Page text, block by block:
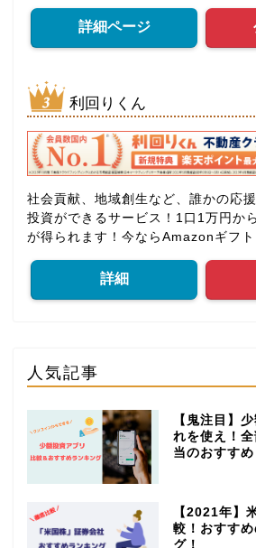
詳細ページ
利回りくん
社会貢献、地域創生など、誰かの応
投資ができるサービス！1口1万円か
が得られます！今ならAmazonギフ
詳細
人気記事
【鬼注目】
れを使え！
当のおすすめ
【2021年】
較！おすす
グ！